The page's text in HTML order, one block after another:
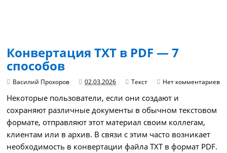
Конвертация TXT в PDF — 7
способов
Василий Прохоров 02.03.2026 Текст Нет комментариев
Некоторые пользователи, если они создают и
сохраняют различные документы в обычном текстовом
формате, отправляют этот материал своим коллегам,
клиентам или в архив. В связи с этим часто возникает
необходимость в конвертации файла TXT в формат PDF.